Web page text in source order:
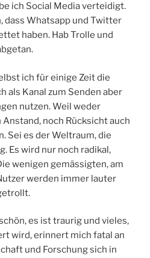
ich Social Media verteidigt.
dass Whatsapp und Twitter
haben. Hab Trolle und
ich für einige Zeit die
als Kanal zum Senden aber
nutzen. Weil weder
noch Rücksicht auch
Sei es der Weltraum, die
Es wird nur noch radikal,
wenigen gemässigten, am
werden immer lauter
es ist traurig und vieles,
wird, erinnert mich fatal an
und Forschung sich in